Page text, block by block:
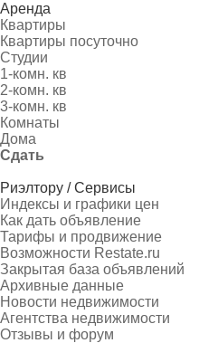
Аренда
Квартиры
Квартиры посуточно
Студии
1-комн. кв
2-комн. кв
3-комн. кв
Комнаты
Дома
Сдать
Риэлтору / Сервисы
Индексы и графики цен
Как дать объявление
Тарифы и продвижение
Возможности Restate.ru
Закрытая база объявлений
Архивные данные
Новости недвижимости
Агентства недвижимости
Отзывы и форум